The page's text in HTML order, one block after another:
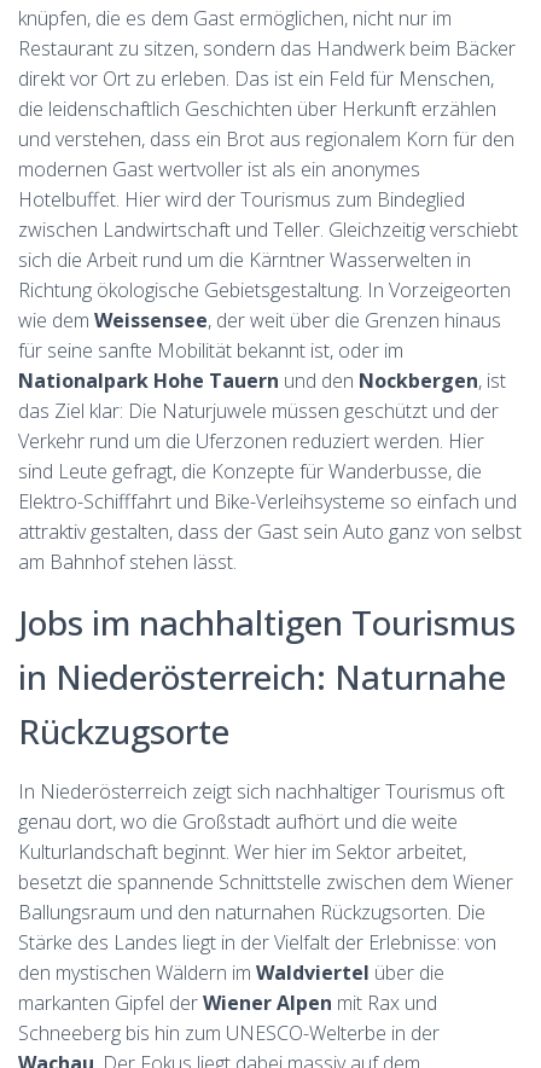
knüpfen, die es dem Gast ermöglichen, nicht nur im
Restaurant zu sitzen, sondern das Handwerk beim Bäcker
direkt vor Ort zu erleben. Das ist ein Feld für Menschen,
die leidenschaftlich Geschichten über Herkunft erzählen
und verstehen, dass ein Brot aus regionalem Korn für den
modernen Gast wertvoller ist als ein anonymes
Hotelbuffet. Hier wird der Tourismus zum Bindeglied
zwischen Landwirtschaft und Teller. Gleichzeitig verschiebt
sich die Arbeit rund um die Kärntner Wasserwelten in
Richtung ökologische Gebietsgestaltung. In Vorzeigeorten
wie dem Weissensee, der weit über die Grenzen hinaus
für seine sanfte Mobilität bekannt ist, oder im
Nationalpark Hohe Tauern und den Nockbergen, ist
das Ziel klar: Die Naturjuwele müssen geschützt und der
Verkehr rund um die Uferzonen reduziert werden. Hier
sind Leute gefragt, die Konzepte für Wanderbusse, die
Elektro-Schifffahrt und Bike-Verleihsysteme so einfach und
attraktiv gestalten, dass der Gast sein Auto ganz von selbst
am Bahnhof stehen lässt.
Jobs im nachhaltigen Tourismus
in Niederösterreich: Naturnahe
Rückzugsorte
In Niederösterreich zeigt sich nachhaltiger Tourismus oft
genau dort, wo die Großstadt aufhört und die weite
Kulturlandschaft beginnt. Wer hier im Sektor arbeitet,
besetzt die spannende Schnittstelle zwischen dem Wiener
Ballungsraum und den naturnahen Rückzugsorten. Die
Stärke des Landes liegt in der Vielfalt der Erlebnisse: von
den mystischen Wäldern im Waldviertel über die
markanten Gipfel derWiener Alpen mit Rax und
Schneeberg bis hin zum UNESCO-Welterbe in der